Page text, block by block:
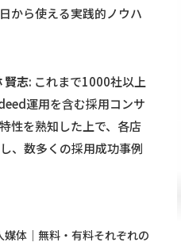
から使える実践的ノウハ
賢志: これまで1000社以上
運用を含む採用コンサ
性を熟知した上で、各店
、数多くの採用成功事例
媒体｜無料・有料それぞれの